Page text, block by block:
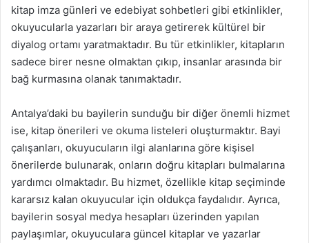
kitap imza günleri ve edebiyat sohbetleri gibi etkinlikler,
okuyucularla yazarları bir araya getirerek kültürel bir
diyalog ortamı yaratmaktadır. Bu tür etkinlikler, kitapların
sadece birer nesne olmaktan çıkıp, insanlar arasında bir
bağ kurmasına olanak tanımaktadır.
Antalya’daki bu bayilerin sunduğu bir diğer önemli hizmet
ise, kitap önerileri ve okuma listeleri oluşturmaktır. Bayi
çalışanları, okuyucuların ilgi alanlarına göre kişisel
önerilerde bulunarak, onların doğru kitapları bulmalarına
yardımcı olmaktadır. Bu hizmet, özellikle kitap seçiminde
kararsız kalan okuyucular için oldukça faydalıdır. Ayrıca,
bayilerin sosyal medya hesapları üzerinden yapılan
paylaşımlar, okuyuculara güncel kitaplar ve yazarlar